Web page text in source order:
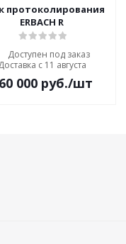
протоколирования
ERBACH R
Доступен под заказ
с 11 августа
000руб./шт